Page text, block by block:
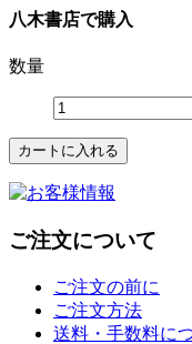
八木書店で購入
数量
ご注文について
ご注文の前に
ご注文方法
送料・手数料に